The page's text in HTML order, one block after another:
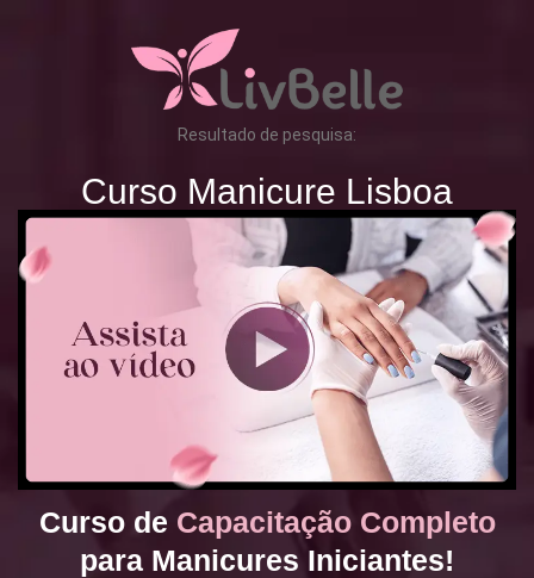
Resultado de pesquisa:
Curso Manicure Lisboa
Curso de Capacitação Completo
para Manicures Iniciantes!